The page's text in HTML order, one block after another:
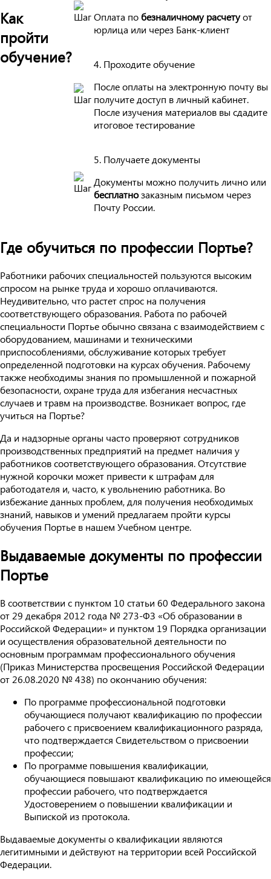
Как
пройти
обучение?
Оплата по безналичному расчетуот
юрлица или через Банк-клиент
4. Проходите обучение
После оплаты на электронную почту вы
получите доступ в личный кабинет.
После изучения материалов вы сдадите
итоговое тестирование
5. Получаете документы
Документы можно получить лично или
бесплатнозаказным письмом через
Почту России.
Где обучиться по профессии Портье?
Работники рабочих специальностей пользуются высоким
спросом на рынке труда и хорошо оплачиваются.
Неудивительно, что растет спрос на получения
соответствующего образования. Работа по рабочей
специальности Портье обычно связана с взаимодействием с
оборудованием, машинами и техническими
приспособлениями, обслуживание которых требует
определенной подготовки на курсах обучения. Рабочему
также необходимы знания по промышленной и пожарной
безопасности, охране труда для избегания несчастных
случаев и травм на производстве. Возникает вопрос, где
учиться на Портье?
Да и надзорные органы часто проверяют сотрудников
производственных предприятий на предмет наличия у
работников соответствующего образования. Отсутствие
нужной корочки может привести к штрафам для
работодателя и, часто, к увольнению работника. Во
избежание данных проблем, для получения необходимых
знаний, навыков и умений предлагаем пройти курсы
обучения Портье в нашем Учебном центре.
Выдаваемые документы по профессии
Портье
В соответствии с пунктом 10 статьи 60 Федерального закона
от 29 декабря 2012 года № 273-ФЗ «Об образовании в
Российской Федерации» и пунктом 19 Порядка организации
и осуществления образовательной деятельности по
основным программам профессионального обучения
(Приказ Министерства просвещения Российской Федерации
от 26.08.2020 № 438) по окончанию обучения:
По программе профессиональной подготовки
обучающиеся получают квалификацию по профессии
рабочего с присвоением квалификационного разряда,
что подтверждается Свидетельством о присвоении
профессии;
По программе повышения квалификации,
обучающиеся повышают квалификацию по имеющейся
профессии рабочего, что подтверждается
Удостоверением о повышении квалификации и
Выпиской из протокола.
Выдаваемые документы о квалификации являются
легитимными и действуют на территории всей Российской
Федерации.